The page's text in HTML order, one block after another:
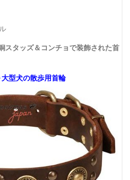
スタッズ＆コンチョで装飾された首
型犬の散歩用首輪